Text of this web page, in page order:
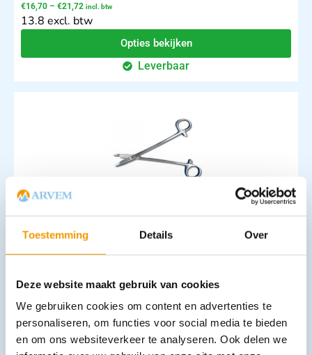
Toestemming Details Over
Deze website maakt gebruik van cookies
We gebruiken cookies om content en advertenties te
personaliseren, om functies voor social media te bieden
en om ons websiteverkeer te analyseren. Ook delen we
€16,70 – €21,72 incl. btw
13.8 excl. btw
Opties bekijken
Leverbaar
15.95 excl. btw
Leverbaar